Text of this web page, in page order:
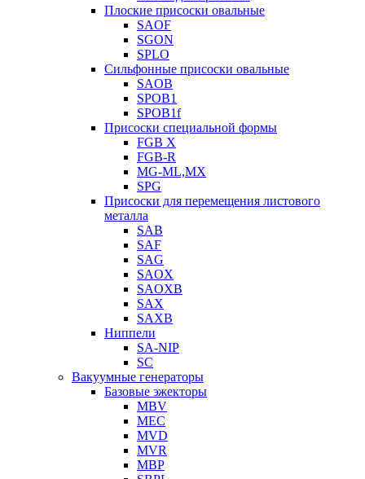
Плоские присоски овальные
SAOF
SGON
SPLO
Сильфонные присоски овальные
SAOB
SPOB1
SPOB1f
Присоски специальной формы
FGB X
FGB-R
MG-ML,MX
SPG
Присоски для перемещения листового
металла
SAB
SAF
SAG
SAOX
SAOXB
SAX
SAXB
Ниппели
SA-NIP
SC
Вакуумные генераторы
Базовые эжекторы
MBV
MEC
MVD
MVR
MBP